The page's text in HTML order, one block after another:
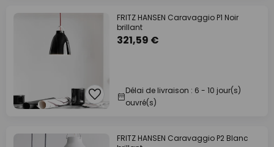
FRITZ HANSEN Caravaggio P1 Noir
brillant
321,59 €
Délai de livraison : 6 - 10 jour(s)
ouvré(s)
FRITZ HANSEN Caravaggio P2 Blanc